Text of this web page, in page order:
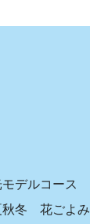
デルコース
秋冬 花ごよみ